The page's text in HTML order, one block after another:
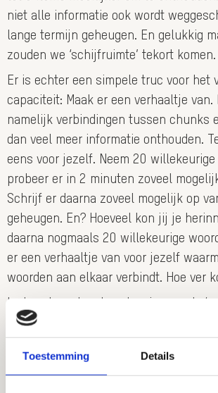
Toestemming Details
niet alle informatie ook wordt
lange termijn geheugen. En gelukkig
zouden we ‘schijfruimte’ tekort komen.
Er is echter een simpele truc voor het
capaciteit: Maak er een verhaaltje van.
namelijk verbindingen tussen chunks
dan veel meer informatie onthouden.
eens voor jezelf. Neem 20 willekeurige
probeer er in 2 minuten zoveel
Schrijf er daarna zoveel mogelijk op
geheugen. En? Hoeveel kon jij je
daarna nogmaals 20 willekeurige
er een verhaaltje van voor jezelf
woorden aan elkaar verbindt. Hoe ver
Is deze truc dan de oplossing om de
proppen. Nee! Het is een manier om
als het echt belangrijk is, maar ook
manier om de overload nog groter te